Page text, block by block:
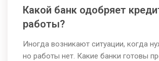
Какой банк одобряет
работы?
Иногда возникают ситуации, когда
но работы нет. Какие банки готовы